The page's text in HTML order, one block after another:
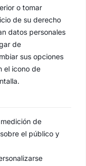
o tomar
de su derecho
datos personales
de
sus opciones
el icono de
de
el público y